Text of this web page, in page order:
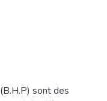
sont des